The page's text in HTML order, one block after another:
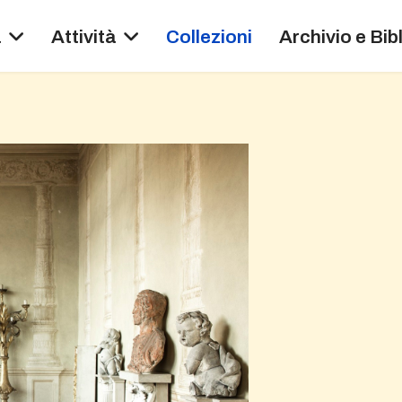
Attività Collezioni Archivio e